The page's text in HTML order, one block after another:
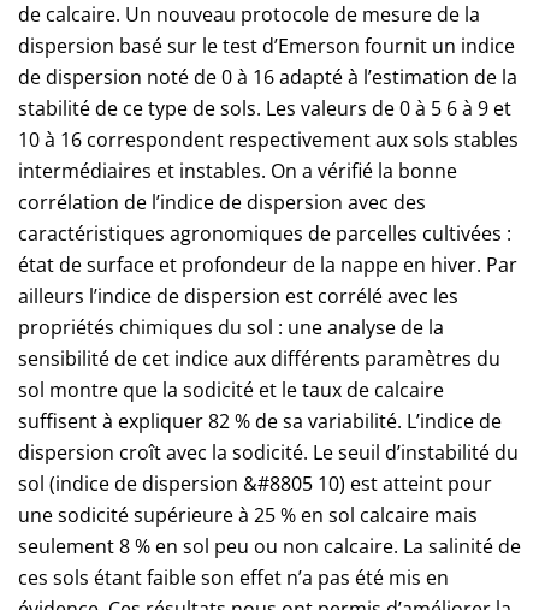
de calcaire. Un nouveau protocole de mesure de la
dispersion basé sur le test d’Emerson fournit un indice
de dispersion noté de 0 à 16 adapté à l’estimation de la
stabilité de ce type de sols. Les valeurs de 0 à 5 6 à 9 et
10 à 16 correspondent respectivement aux sols stables
intermédiaires et instables. On a vérifié la bonne
corrélation de l’indice de dispersion avec des
caractéristiques agronomiques de parcelles cultivées :
état de surface et profondeur de la nappe en hiver. Par
ailleurs l’indice de dispersion est corrélé avec les
propriétés chimiques du sol : une analyse de la
sensibilité de cet indice aux différents paramètres du
sol montre que la sodicité et le taux de calcaire
suffisent à expliquer 82 % de sa variabilité. L’indice de
dispersion croît avec la sodicité. Le seuil d’instabilité du
sol (indice de dispersion &#8805 10) est atteint pour
une sodicité supérieure à 25 % en sol calcaire mais
seulement 8 % en sol peu ou non calcaire. La salinité de
ces sols étant faible son effet n’a pas été mis en